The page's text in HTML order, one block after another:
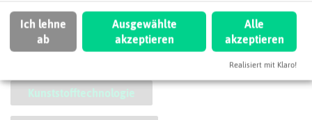
SCHLAGWORTE
So ordnen wir dieses Unternehmen ein
Kunststofftechnologie
Ich lehne
ab
Ausgewählte
akzeptieren
Alle
akzeptieren
Realisiert mit Klaro!